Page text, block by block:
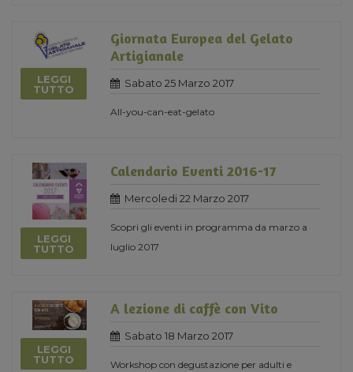
LEGGI
TUTTO
Giornata Europea del Gelato
Artigianale
Sabato 25 Marzo 2017
All-you-can-eat-gelato
LEGGI
TUTTO
Calendario Eventi 2016-17
Mercoledi 22 Marzo 2017
Scopri gli eventi in programma da marzo a
luglio 2017
LEGGI
TUTTO
A lezione di caffè con Vito
Sabato 18 Marzo 2017
Workshop con degustazione per adulti e